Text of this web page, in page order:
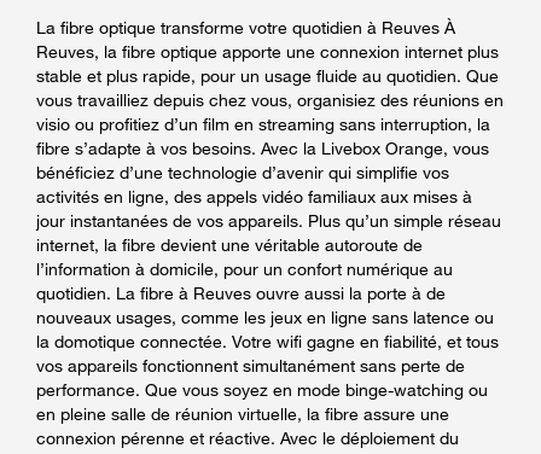
La fibre optique transforme votre quotidien à Reuves À
Reuves, la fibre optique apporte une connexion internet plus
stable et plus rapide, pour un usage fluide au quotidien. Que
vous travailliez depuis chez vous, organisiez des réunions en
visio ou profitiez d’un film en streaming sans interruption, la
fibre s’adapte à vos besoins. Avec la Livebox Orange, vous
bénéficiez d’une technologie d’avenir qui simplifie vos
activités en ligne, des appels vidéo familiaux aux mises à
jour instantanées de vos appareils. Plus qu’un simple réseau
internet, la fibre devient une véritable autoroute de
l’information à domicile, pour un confort numérique au
quotidien. La fibre à Reuves ouvre aussi la porte à de
nouveaux usages, comme les jeux en ligne sans latence ou
la domotique connectée. Votre wifi gagne en fiabilité, et tous
vos appareils fonctionnent simultanément sans perte de
performance. Que vous soyez en mode binge-watching ou
en pleine salle de réunion virtuelle, la fibre assure une
connexion pérenne et réactive. Avec le déploiement du